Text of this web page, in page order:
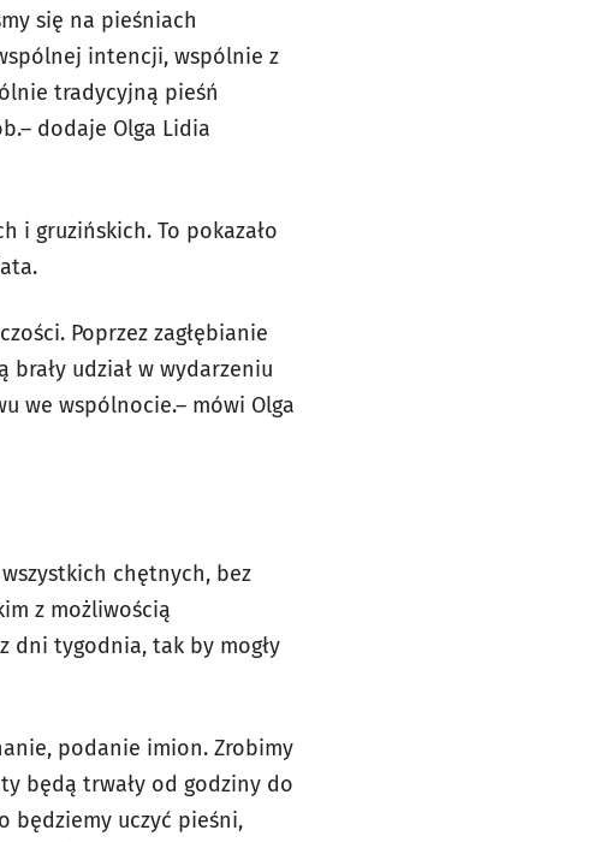
się na pieśniach
intencji, wspólnie z
tradycyjną pieśń
dodaje Olga Lidia
i gruzińskich. To pokazało
Poprzez zagłębianie
udział w wydarzeniu
we wspólnocie.– mówi Olga
chętnych, bez
z możliwością
dni tygodnia, tak by mogły
podanie imion. Zrobimy
będą trwały od godziny do
będziemy uczyć pieśni,